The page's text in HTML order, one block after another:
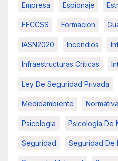
Empresa Espionaje
FFCCSS Formacion
IASN2020 Incendios
Infraestructuras Críticas
Ley De Seguridad Privada
Medioambiente Normativa
Psicologia Psicología De
Seguridad Seguridad De